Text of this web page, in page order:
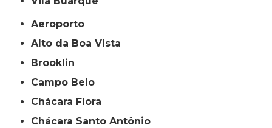
Aeroporto
Alto da Boa Vista
Brooklin
Campo Belo
Chácara Flora
Chácara Santo Antônio